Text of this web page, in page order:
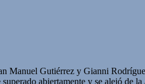
Gutiérrez y Gianni
abiertamente y se alejó de